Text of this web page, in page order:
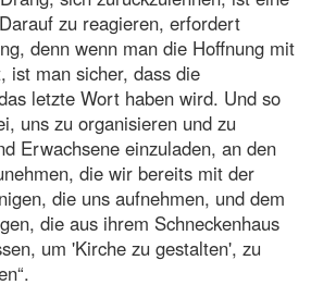
zu reagieren, erfordert
denn wenn man die Hoffnung mit
ist man sicher, dass die
letzte Wort haben wird. Und so
uns zu organisieren und zu
Erwachsene einzuladen, an den
die wir bereits mit der
die uns aufnehmen, und dem
die aus ihrem Schneckenhaus
um 'Kirche zu gestalten', zu